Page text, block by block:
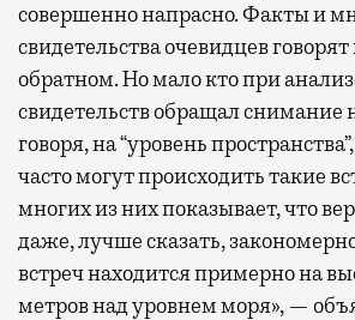
совершенно напрасно. Факты и
свидетельства очевидцев говорят
обратном. Но мало кто при
свидетельств обращал снимание
говоря, на “уровень
часто могут происходить такие
многих из них показывает, что
даже, лучше сказать,
встреч находится примерно на
метров над уровнем моря», —